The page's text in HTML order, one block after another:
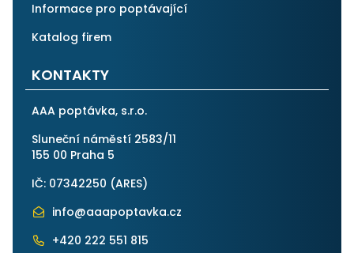
Informace pro poptávající
Katalog firem
KONTAKTY
AAA poptávka, s.r.o.
Sluneční náměstí 2583/11
155 00 Praha 5
IČ: 07342250 (ARES)
info@aaapoptavka.cz
+420 222 551 815